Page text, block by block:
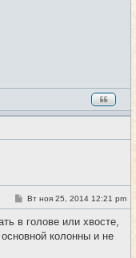
#22
С
о
б
щ
Вт ноя 25, 2014 12:21 pm
в голове или хвосте,
колонны и не